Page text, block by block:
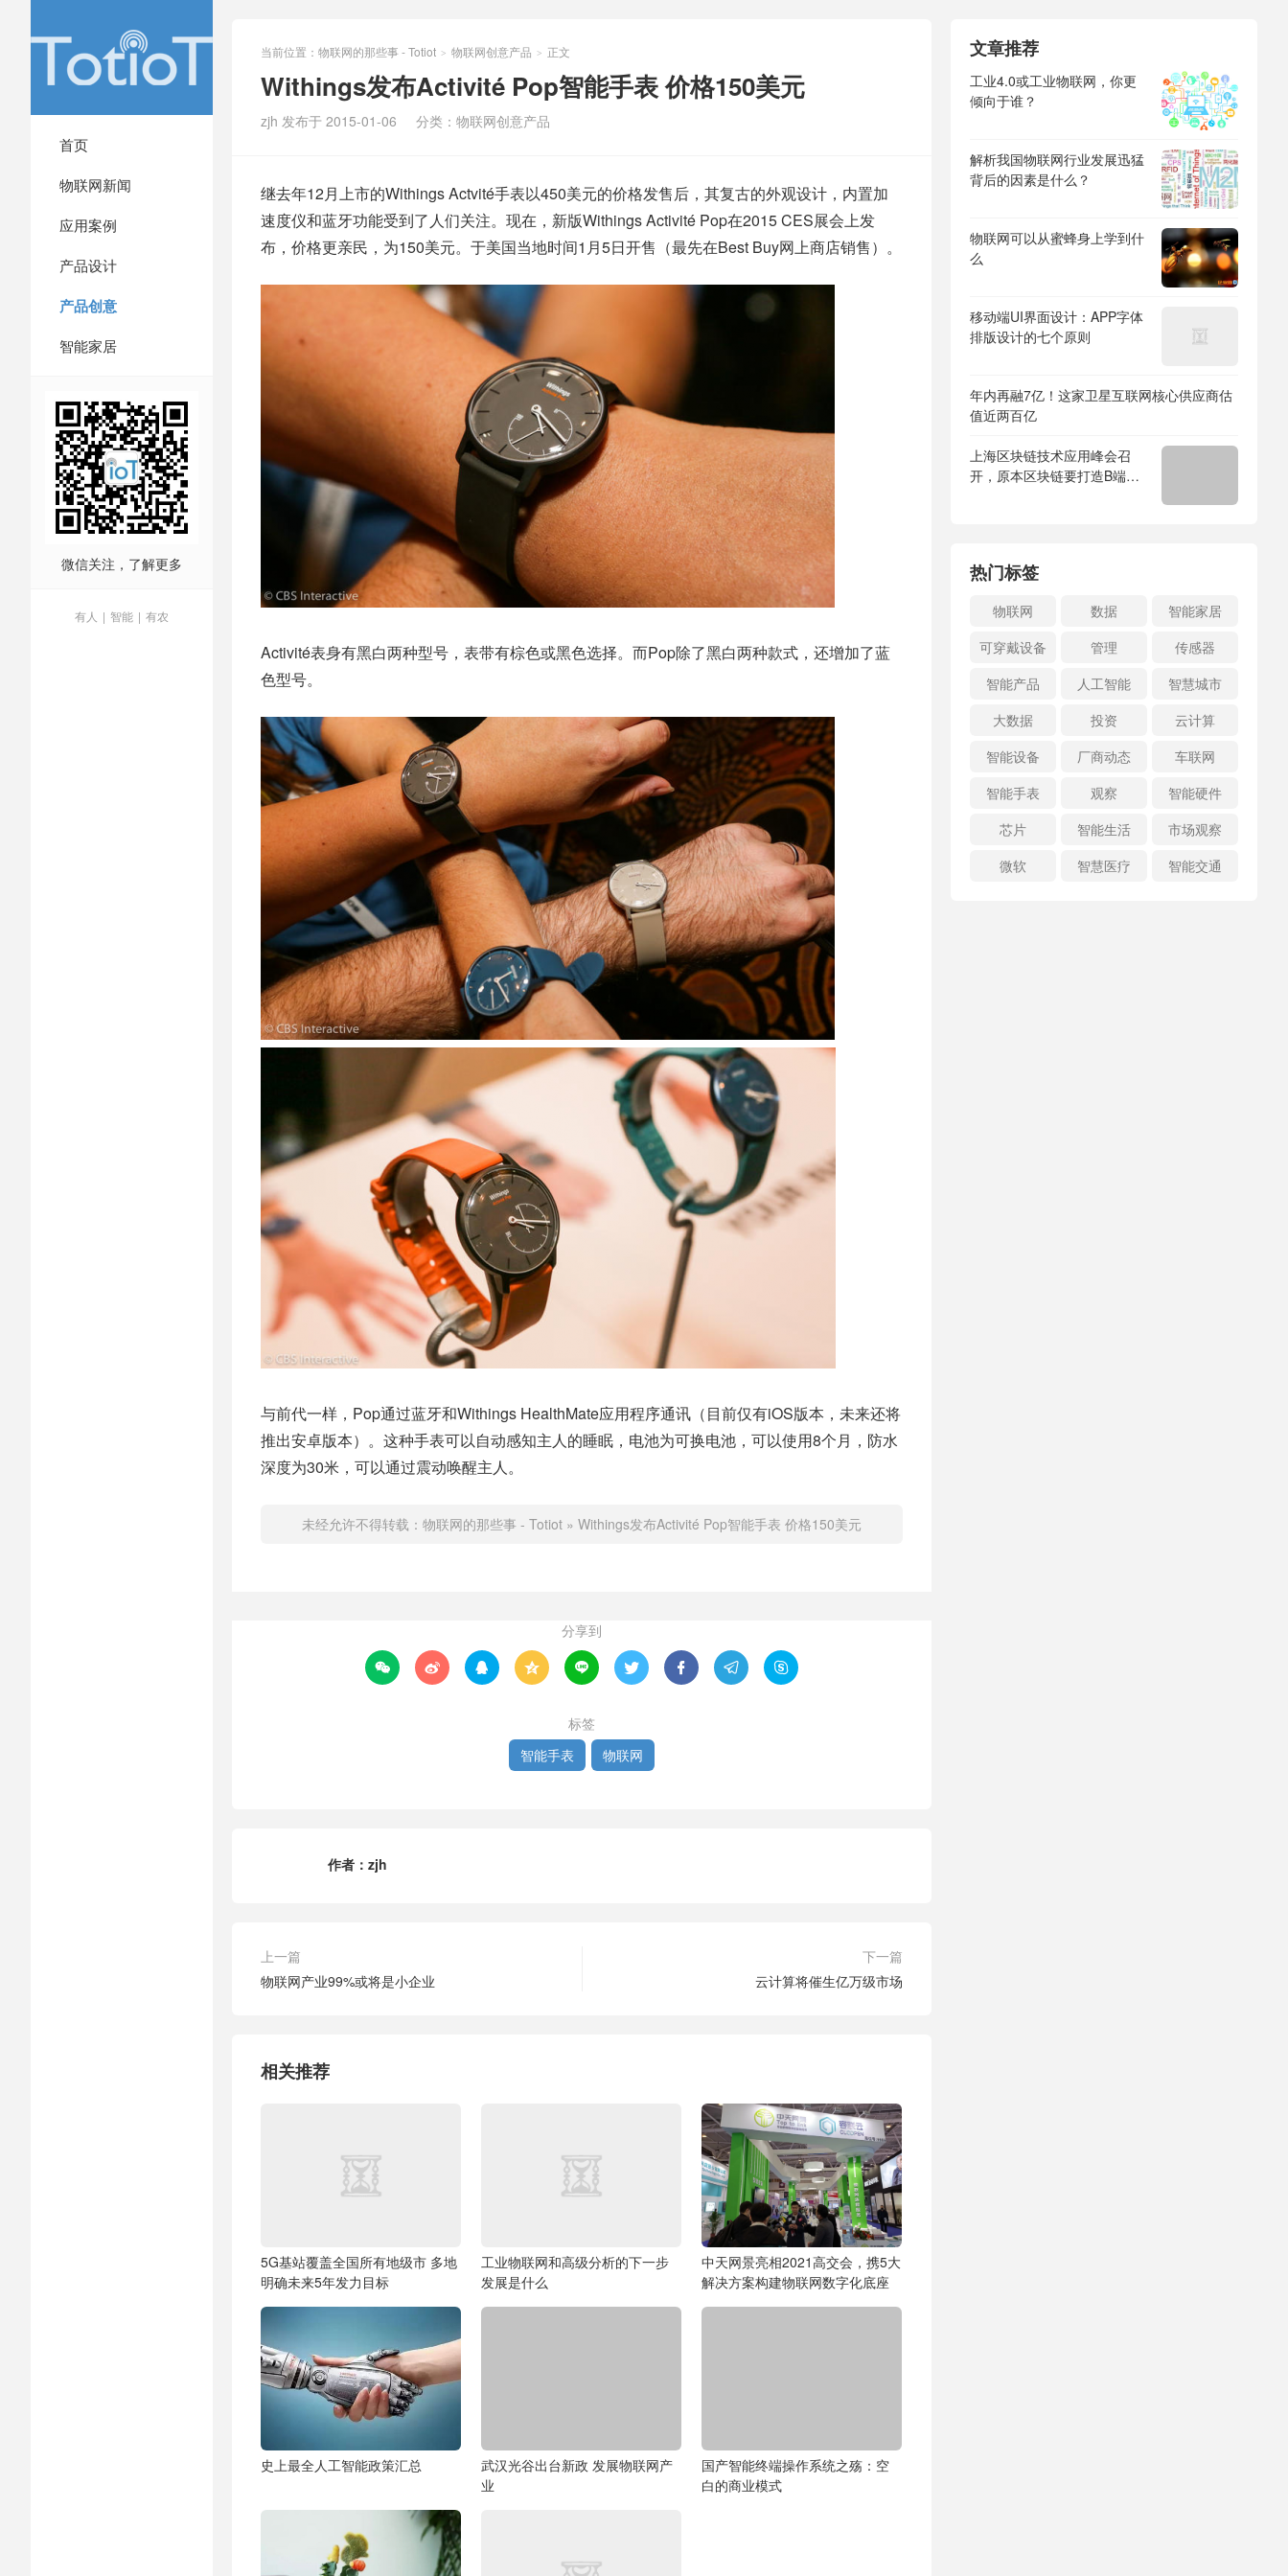
首页
物联网新闻
应用案例
产品设计
产品创意
智能家居
微信关注，了解更多
有人 | 智能 | 有农
当前位置： 物联网的那些事 - Totiot > 物联网创意产品 > 正文
Withings发布Activité Pop智能手表 价格150美元
zjh 发布于 2015-01-06 分类： 物联网创意产品
继去年12月上市的Withings Actvité手表以450美元的价格发售后，其复古的外观设计，内置加
速度仪和蓝牙功能受到了人们关注。现在，新版Withings Activité Pop在2015 CES展会上发
布，价格更亲民，为150美元。于美国当地时间1月5日开售（最先在Best Buy网上商店销售）。
Activité表身有黑白两种型号，表带有棕色或黑色选择。而Pop除了黑白两种款式，还增加了蓝
色型号。
与前代一样，Pop通过蓝牙和Withings HealthMate应用程序通讯（目前仅有iOS版本，未来还将
推出安卓版本）。这种手表可以自动感知主人的睡眠，电池为可换电池，可以使用8个月，防水
深度为30米，可以通过震动唤醒主人。
未经允许不得转载： 物联网的那些事 - Totiot » Withings发布Activité Pop智能手表 价格150美元
分享到
        
标签
智能手表
物联网
作者： zjh
上一篇
物联网产业99%或将是小企业
下一篇
云计算将催生亿万级市场
相关推荐
5G基站覆盖全国所有地级市 多地
明确未来5年发力目标
工业物联网和高级分析的下一步
发展是什么
中天网景亮相2021高交会，携5大
解决方案构建物联网数字化底座
史上最全人工智能政策汇总
武汉光谷出台新政 发展物联网产
业
国产智能终端操作系统之殇：空
白的商业模式
文章推荐
工业4.0或工业物联网，你更
倾向于谁？
解析我国物联网行业发展迅猛
背后的因素是什么？
物联网可以从蜜蜂身上学到什
么
移动端UI界面设计：APP字体
排版设计的七个原则
年内再融7亿！这家卫星互联网核心供应商估
值近两百亿
上海区块链技术应用峰会召
开，原本区块链要打造B端业
热门标签
物联网 数据
智能家居
可穿戴设备
管理
传感器
智能产品
人工智能
智慧城市
大数据
投资
云计算
智能设备
厂商动态
车联网
智能手表
观察
智能硬件
芯片
智能生活
市场观察
微软
智慧医疗 智能交通